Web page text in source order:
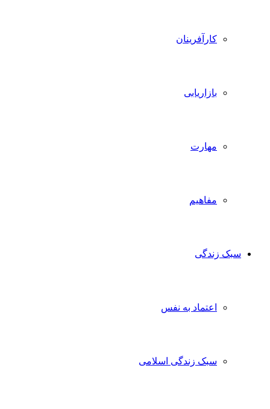
کارآفرینان
بازاریابی
مهارت
مفاهیم
زندگی
اعتماد به نفس
سبک زندگی اسلامی